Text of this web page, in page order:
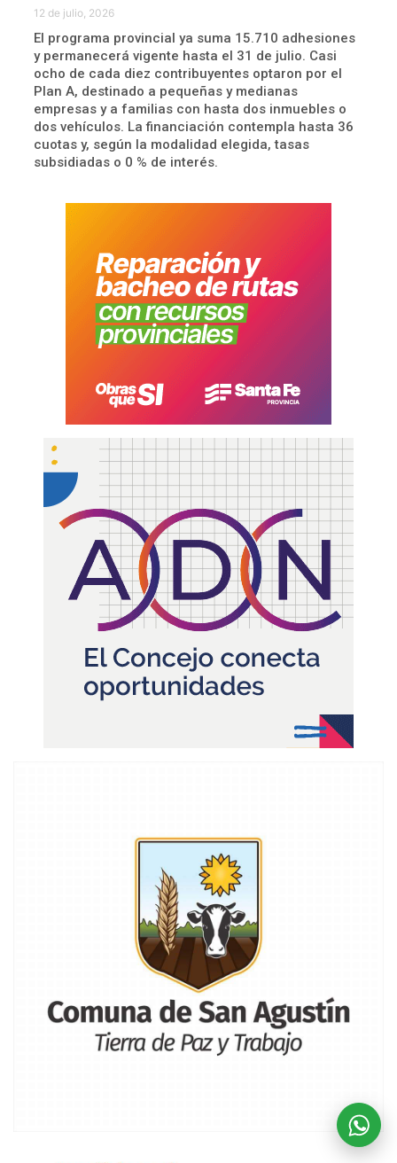
12 de julio, 2026
El programa provincial ya suma 15.710 adhesiones
y permanecerá vigente hasta el 31 de julio. Casi
ocho de cada diez contribuyentes optaron por el
Plan A, destinado a pequeñas y medianas
empresas y a familias con hasta dos inmuebles o
dos vehículos. La financiación contempla hasta 36
cuotas y, según la modalidad elegida, tasas
subsidiadas o 0 % de interés.